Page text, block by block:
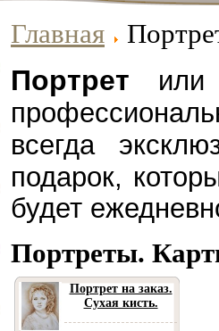
Главная
Портрет
или
всегда
подарок,
будет
Портреты.
Портрет на заказ.
Сухая кисть.